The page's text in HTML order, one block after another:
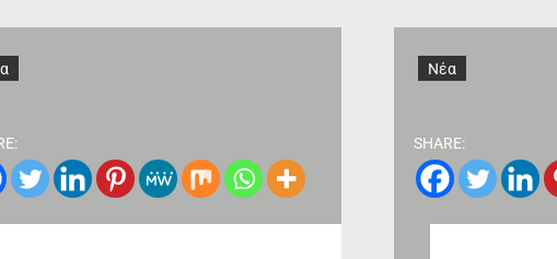
Νέα
SHARE: